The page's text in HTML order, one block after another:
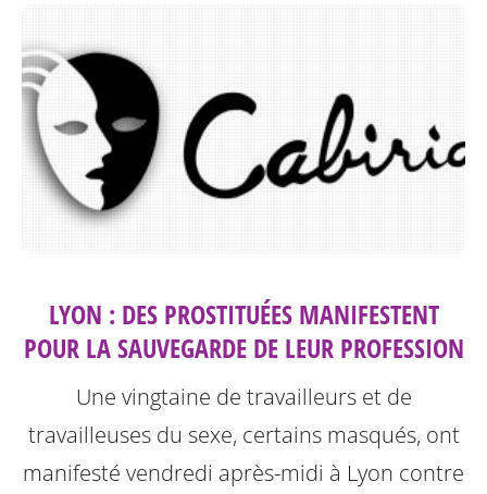
LYON : DES PROSTITUÉES MANIFESTENT
POUR LA SAUVEGARDE DE LEUR PROFESSION
Une vingtaine de travailleurs et de
travailleuses du sexe, certains masqués, ont
manifesté vendredi après-midi à Lyon contre